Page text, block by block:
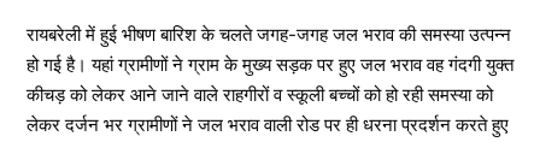
रायबरेली में हुई भीषण बारिश के चलते जगह-जगह जल भराव की समस्या उत्पन्न
हो गई है। यहां ग्रामीणों ने ग्राम के मुख्य सड़क पर हुए जल भराव वह गंदगी युक्त
कीचड़ को लेकर आने जाने वाले राहगीरों व स्कूली बच्चों को हो रही समस्या को
लेकर दर्जन भर ग्रामीणों ने जल भराव वाली रोड पर ही धरना प्रदर्शन करते हुए